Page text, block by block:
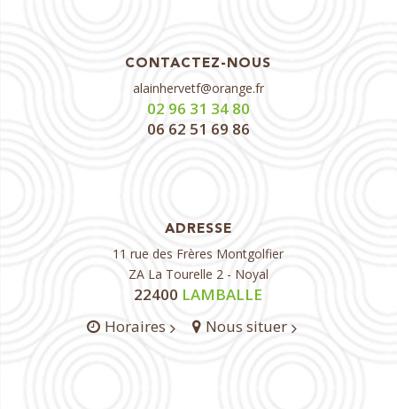
CONTACTEZ-NOUS
alainhervetf@orange.fr
02 96 31 34 80
06 62 51 69 86
ADRESSE
11 rue des Frères Montgolfier
ZA La Tourelle 2 - Noyal
22400 LAMBALLE
Horaires
Nous situer